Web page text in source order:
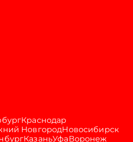
Краснодар
НовгородНовосибирск
КазаньУфаВоронеж